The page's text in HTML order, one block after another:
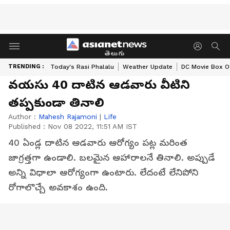
తెలుగు
TRENDING : Today's Rasi Phalalu Weather Update DC Movie Box
వయసు 40 దాటిన ఆడవారు వీటిని
తప్పకుండా తినాలి
Author : Mahesh Rajamoni | Life
Published : Nov 08 2022, 11:51 AM IST
40 ఏండ్ల దాటిన ఆడవారు ఆరోగ్యం పట్ల మరింత
జాగ్రత్తగా ఉండాలి. బలమైన ఆహారాలనే తినాలి. అప్పుడే
అన్ని విధాలా ఆరోగ్యంగా ఉంటారు. లేదంటే లేనిపోని
రోగాలొచ్చే అవకాశం ఉంది.